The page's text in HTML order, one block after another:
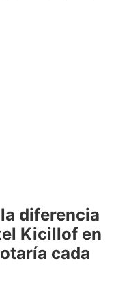
diferencia
Kicillof en
cada